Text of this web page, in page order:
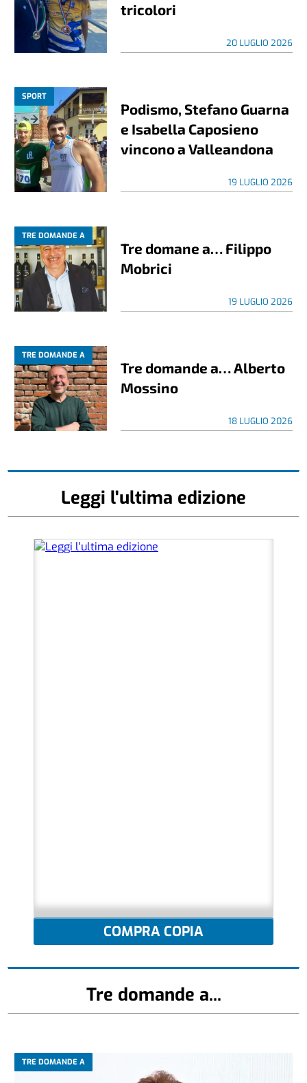
tricolori
20 LUGLIO 2026
SPORT
Podismo, Stefano Guarna
e Isabella Caposieno
vincono a Valleandona
19 LUGLIO 2026
TRE DOMANDE A
Tre domane a… Filippo
Mobrici
19 LUGLIO 2026
TRE DOMANDE A
Tre domande a… Alberto
Mossino
18 LUGLIO 2026
Leggi l'ultima edizione
COMPRA COPIA
Tre domande a...
TRE DOMANDE A